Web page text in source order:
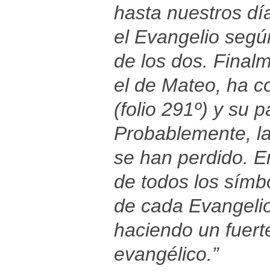
hasta nuestros
el Evangelio
de los dos.
el de Mateo, ha
(folio 291º) y su
Probablemente,
se han perdido.
de todos los
de cada
haciendo un
evangélico.”